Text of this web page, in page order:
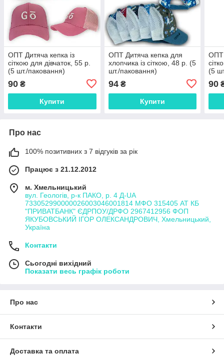
ОПТ Дитяча кепка із
сіткою для дівчаток, 55 р.
(5 шт./паковання)
90 ₴
Купити
ОПТ Дитяча кепка для
хлопчика із сіткою, 48 р. (5
шт./паковання)
94₴
Купити
ОПТ
(5
90
Про нас
100% позитивних з 7 відгуків за рік
Працює з 21.12.2012
м. Хмельницький
вул. Геологів, р-к ПАКО, р. 4 Д-UA
733052990000026003046001814 МФО 315405 АТ КБ
"ПРИВАТБАНК" ЄДРПОУ/ДРФО 2967412956 ФОП
ЯКУБОВСЬКИЙ ІГОР ОЛЕКСАНДРОВИЧ, Хмельницький,
Україна
Контакти
Сьогодні вихідний
Показати весь графік роботи
Про нас
Контакти
Доставка та оплата